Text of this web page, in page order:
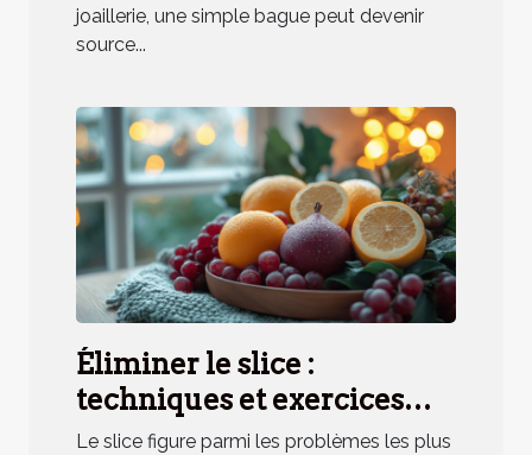
joaillerie, une simple bague peut devenir
source...
Éliminer le slice :
techniques et exercices
pratiques
Le slice figure parmi les problèmes les plus